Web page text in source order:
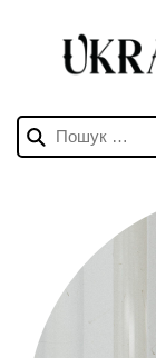
Пошук: